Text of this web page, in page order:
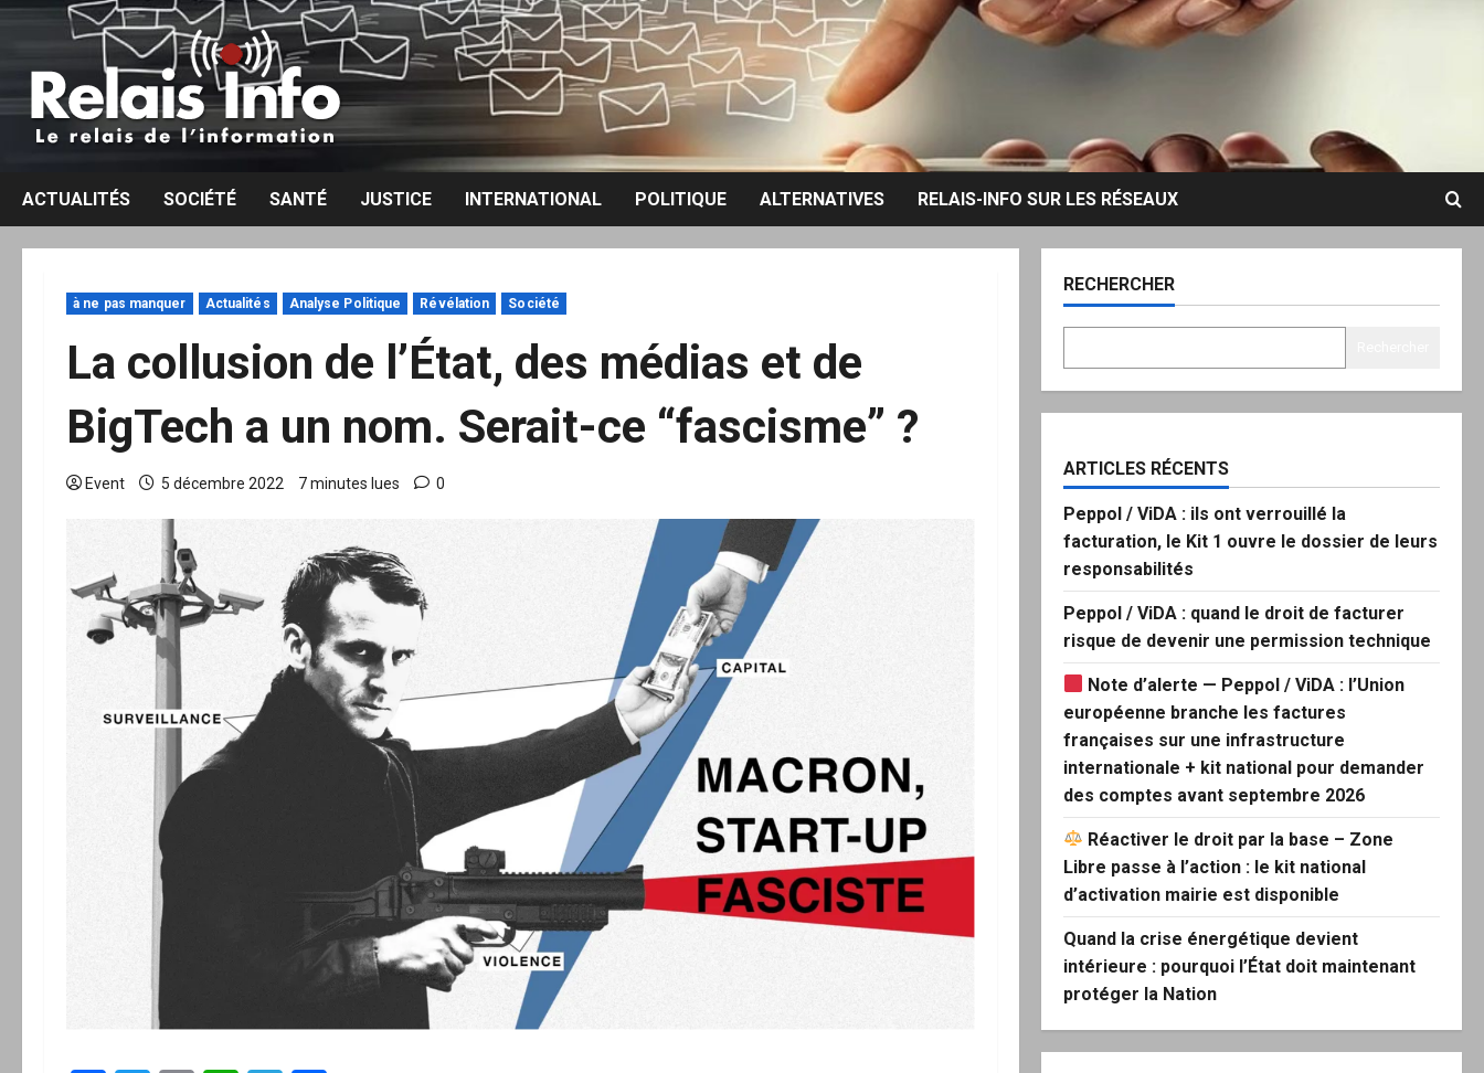
Aller
contenu
ACTUALITÉS SOCIÉTÉ SANTÉ JUSTICE INTERNATIONAL POLITIQUE ALTERNATIVES RELAIS-INFO SUR LES RÉSEAUX
à ne pas manquer Actualités Analyse Politique Révélation Société
La collusion de l’État, des médias et de
BigTech a un nom. Serait-ce “fascisme” ?
Event 5 décembre 2022 7 minutes lues 0
RECHERCHER
ARTICLES RÉCENTS
Peppol / ViDA : ils ont verrouillé la
facturation, le Kit 1 ouvre le dossier de leurs
responsabilités
Peppol / ViDA : quand le droit de facturer
risque de devenir une permission technique
Note d’alerte — Peppol / ViDA : l’Union
européenne branche les factures
françaises sur une infrastructure
internationale + kit national pour demander
des comptes avant septembre 2026
Réactiver le droit par la base – Zone
Libre passe à l’action : le kit national
d’activation mairie est disponible
Quand la crise énergétique devient
intérieure : pourquoi l’État doit maintenant
protéger la Nation